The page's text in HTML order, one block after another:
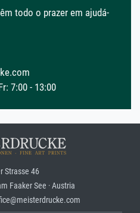
todo o prazer em ajudá-
7:00 - 13:00
Strasse 46
Faaker See · Austria